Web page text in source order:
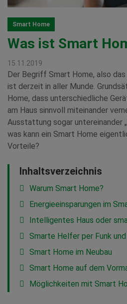
Smart Home
Was ist Smart
15.11.2019
Der Begriff Smart Home, also das
ist derzeit in aller Munde.
Home, dass unterschiedliche
am Haus sinnvoll miteinander
Ausstattung sogar untereinander
was kann ein Smart Home
Vorteile?
Inhaltsverzeichnis
Warum Smart Home?
Energieeinsparungen im
Intelligentes Haus oder
Smarte Helfer per Funk
Smart Home im Neubau
Smart Home auf dem
Möglichkeiten mit Smart